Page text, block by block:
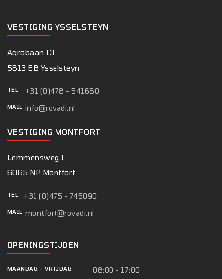
VESTIGING YSSELSTEYN
Agrobaan 13
5813 EB Ysselsteyn
TEL +31 (0)478 - 541680
MAIL info@rovadi.nl
VESTIGING MONTFORT
Lemmensweg 1
6065 NP Montfort
TEL +31 (0)475 - 745090
MAIL montfort@rovadi.nl
OPENINGSTIJDEN
MAANDAG - VRIJDAG 08:00 - 17:00